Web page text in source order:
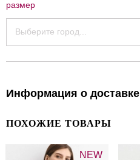
размер
Выберите город...
Информация о доставке
ПОХОЖИЕ ТОВАРЫ
NEW